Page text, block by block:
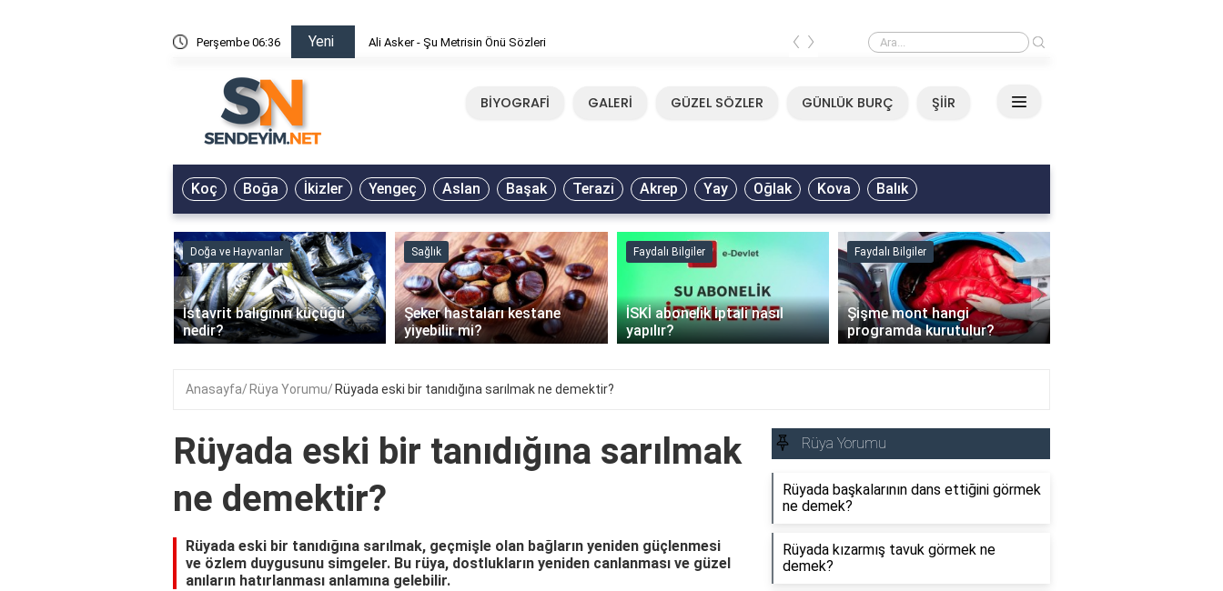
Perşembe 06:36 Yeni Ali Asker - Şu Metrisin Önü Sözleri Mirkelam - Tavla Sözleri
‹ ›
BİYOGRAFİ GALERİ GÜZEL SÖZLER GÜNLÜK BURÇ ŞİİR
Koç Boğa İkizler Yengeç Aslan Başak Terazi Akrep Yay Oğlak Kova Balık
Doğa ve Hayvanlar
İstavrit balığının küçüğü
nedir?
Sağlık
Şeker hastaları kestane
yiyebilir mi?
Faydalı Bilgiler
İSKİ abonelik iptali nasıl
yapılır?
Faydalı Bilgiler
Şişme mont hangi
programda kurutulur?
‹ ›
Anasayfa Rüya Yorumu Rüyada eski bir tanıdığına sarılmak ne demektir?
Rüyada eski bir tanıdığına sarılmak
ne demektir?
Rüyada eski bir tanıdığına sarılmak, geçmişle olan bağların yeniden güçlenmesi
ve özlem duygusunu simgeler. Bu rüya, dostlukların yeniden canlanması ve güzel
anıların hatırlanması anlamına gelebilir.
Rüya Yorumu
Rüyada başkalarının dans ettiğini görmek
ne demek?
Rüyada kızarmış tavuk görmek ne
demek?